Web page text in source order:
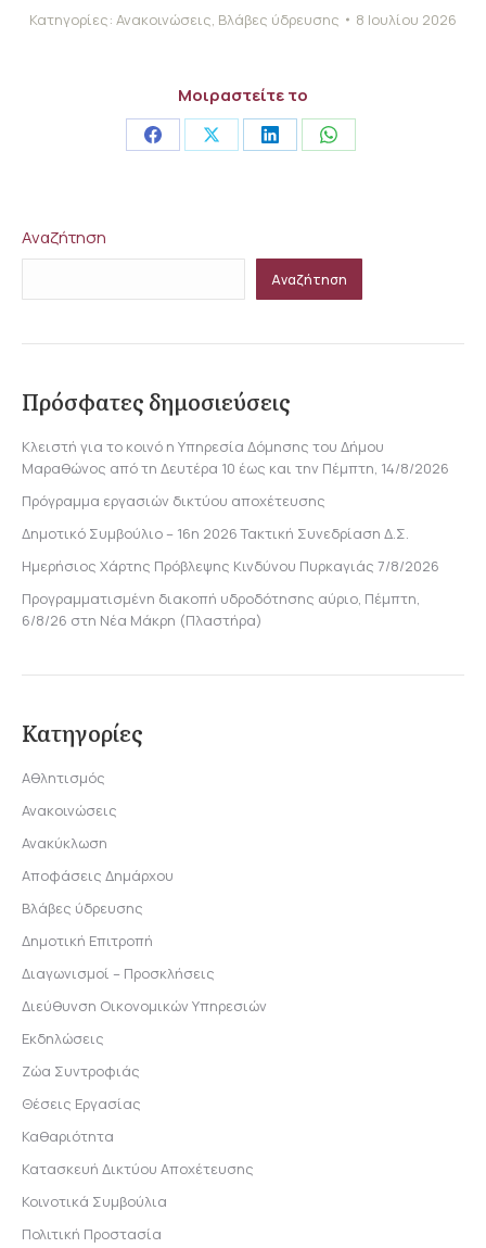
Κατηγορίες: Ανακοινώσεις, Βλάβες ύδρευσης 8 Ιουλίου 2026
Μοιραστείτε το
Share Share Share Share
Αναζήτηση
Αναζήτηση
Πρόσφατες δημοσιεύσεις
Κλειστή για το κοινό η Υπηρεσία Δόμησης του Δήμου
Μαραθώνος από τη Δευτέρα 10 έως και την Πέμπτη, 14/8/2026
Πρόγραμμα εργασιών δικτύου αποχέτευσης
Δημοτικό Συμβούλιο – 16η 2026 Τακτική Συνεδρίαση Δ.Σ.
Ημερήσιος Χάρτης Πρόβλεψης Κινδύνου Πυρκαγιάς 7/8/2026
Προγραμματισμένη διακοπή υδροδότησης αύριο, Πέμπτη,
6/8/26 στη Νέα Μάκρη (Πλαστήρα)
Κατηγορίες
Αθλητισμός
Ανακοινώσεις
Ανακύκλωση
Αποφάσεις Δημάρχου
Βλάβες ύδρευσης
Δημοτική Επιτροπή
Διαγωνισμοί – Προσκλήσεις
Διεύθυνση Οικονομικών Υπηρεσιών
Εκδηλώσεις
Ζώα Συντροφιάς
Θέσεις Εργασίας
Καθαριότητα
Κατασκευή Δικτύου Αποχέτευσης
Κοινοτικά Συμβούλια
Πολιτική Προστασία